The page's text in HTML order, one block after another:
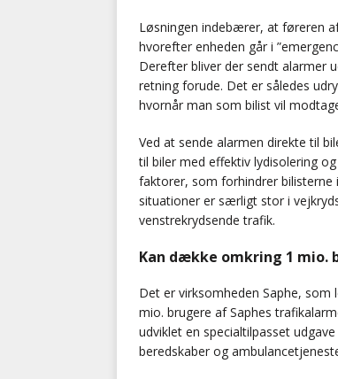
Løsningen indebærer, at føreren
hvorefter enheden går i
Derefter bliver der sendt alarmer
retning forude. Det er således
hvornår man som bilist vil
Ved at sende alarmen direkte til
til biler med effektiv lydisolering
faktorer, som forhindrer
situationer er særligt stor i
venstrekrydsende trafik.
Kan dække omkring 1 mio.
Det er virksomheden Saphe, som
mio. brugere af Saphes
udviklet en specialtilpasset
beredskaber og